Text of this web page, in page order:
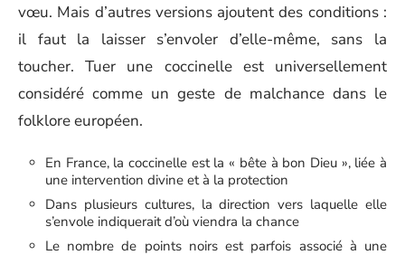
vœu. Mais d’autres versions ajoutent des conditions :
il faut la laisser s’envoler d’elle-même, sans la
toucher. Tuer une coccinelle est universellement
considéré comme un geste de malchance dans le
folklore européen.
En France, la coccinelle est la « bête à bon Dieu », liée à
une intervention divine et à la protection
Dans plusieurs cultures, la direction vers laquelle elle
s’envole indiquerait d’où viendra la chance
Le nombre de points noirs est parfois associé à une